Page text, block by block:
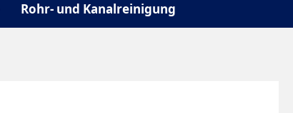
Rohr- und Kanalreinigung